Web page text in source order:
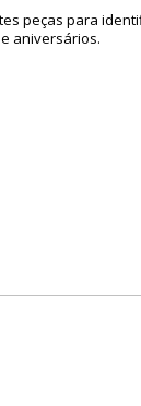
peças para
aniversários.